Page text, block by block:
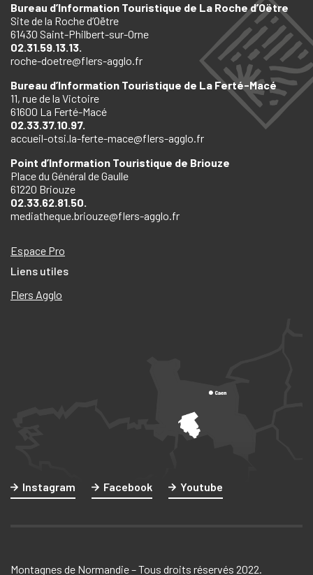
Bureau d’Information Touristique de La Roche d’Oëtre
Site de la Roche d’Oëtre
61430 Saint-Philbert-sur-Orne
02.31.59.13.13.
roche-doetre@flers-agglo.fr
Bureau d’Information Touristique de La Ferté-Macé
11, rue de la Victoire
61600 La Ferté-Macé
02.33.37.10.97.
accueil-otsi.la-ferte-mace@flers-agglo.fr
Point d’Information Touristique de Briouze
Place du Général de Gaulle
61220 Briouze
02.33.62.81.50.
mediatheque.briouze@flers-agglo.fr
Espace Pro
Liens utiles
Flers Agglo
Instagram Facebook Youtube
Montagnes de Normandie – Tous droits réservés 2022.